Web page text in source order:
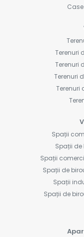
Terenuri
Terenuri
Terenuri
Terenuri
Spații
Spații de
Spații
Spații de
Spații
Spații de